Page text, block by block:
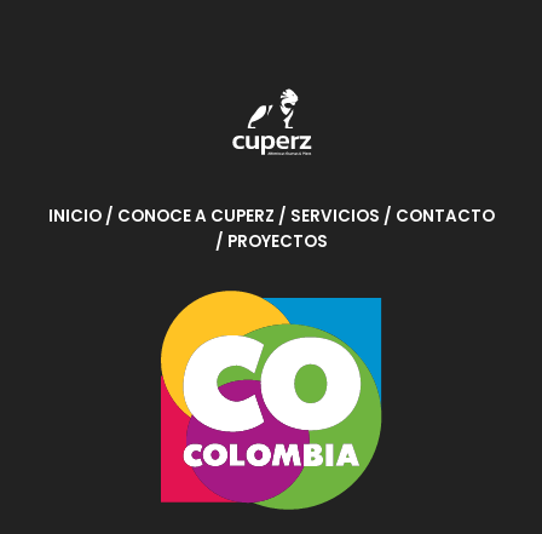
INICIO / CONOCE A CUPERZ / SERVICIOS / CONTACTO
/ PROYECTOS